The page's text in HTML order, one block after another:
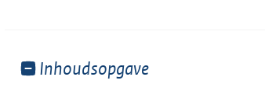
Toon
Inhoudsopgave